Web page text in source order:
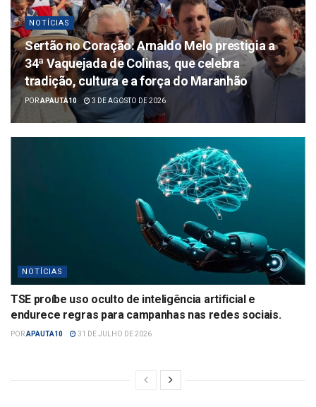
NOTÍCIAS
Sertão no Coração: Arnaldo Melo prestigia a
34ª Vaquejada de Colinas, que celebra
tradição, cultura e a força do Maranhão
PORAPAUTA10 3 DE AGOSTO DE 2026
NOTÍCIAS
TSE proíbe uso oculto de inteligência artificial e
endurece regras para campanhas nas redes sociais.
PORAPAUTA10 31 DE JULHO DE 2026